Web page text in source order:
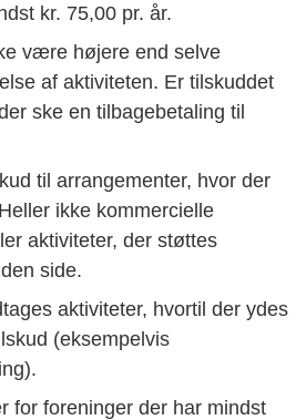
kr. 75,00 pr. år.
være højere end selve
af aktiviteten. Er tilskuddet
ske en tilbagebetaling til
til arrangementer, hvor der
ikke kommercielle
aktiviteter, der støttes
side.
aktiviteter, hvortil der ydes
(eksempelvis
for foreninger der har mindst